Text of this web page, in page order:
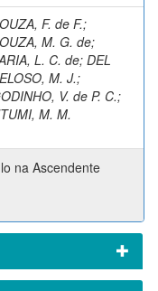
F. de F.;
M. G. de;
L. C. de; DEL
M. J.;
V. de P. C.;
M. M.
na Ascendente